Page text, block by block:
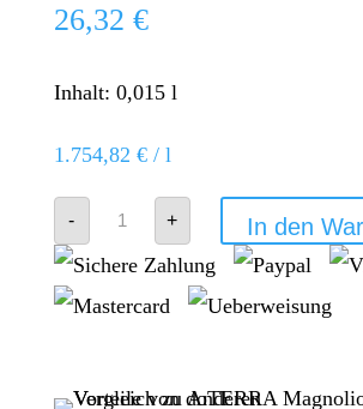
26,32 €
Inhalt: 0,015 l
1.754,82 €/ l
-
Zypressenöl
doTERRA
Cypress
+ In den